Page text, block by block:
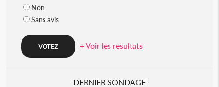
Non
Sans avis
+ Voir les resultats
DERNIER SONDAGE